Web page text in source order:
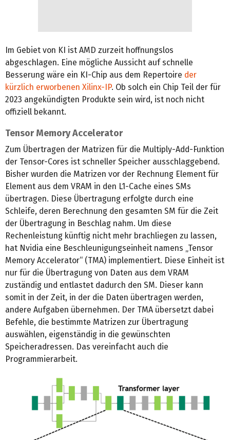
Im Gebiet von KI ist AMD zurzeit hoffnungslos
abgeschlagen. Eine mögliche Aussicht auf schnelle
Besserung wäre ein KI-Chip aus dem Repertoire der
kürzlich erworbenen Xilinx-IP. Ob solch ein Chip Teil der für
2023 angekündigten Produkte sein wird, ist noch nicht
offiziell bekannt.
Tensor Memory Accelerator
Zum Übertragen der Matrizen für die Multiply-Add-Funktion
der Tensor-Cores ist schneller Speicher ausschlaggebend.
Bisher wurden die Matrizen vor der Rechnung Element für
Element aus dem VRAM in den L1-Cache eines SMs
übertragen. Diese Übertragung erfolgte durch eine
Schleife, deren Berechnung den gesamten SM für die Zeit
der Übertragung in Beschlag nahm. Um diese
Rechenleistung künftig nicht mehr brachliegen zu lassen,
hat Nvidia eine Beschleunigungseinheit namens „Tensor
Memory Accelerator“ (TMA) implementiert. Diese Einheit ist
nur für die Übertragung von Daten aus dem VRAM
zuständig und entlastet dadurch den SM. Dieser kann
somit in der Zeit, in der die Daten übertragen werden,
andere Aufgaben übernehmen. Der TMA übersetzt dabei
Befehle, die bestimmte Matrizen zur Übertragung
auswählen, eigenständig in die gewünschten
Speicheradressen. Das vereinfacht auch die
Programmierarbeit.